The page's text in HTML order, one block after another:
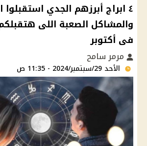
٤ ابراج أبرزهم الجدي استقبلوا
والمشاكل الصعبة اللى
فى أكتوبر
مرمر سامح
الأحد 29/سبتمبر/2024 - 11:35 ص